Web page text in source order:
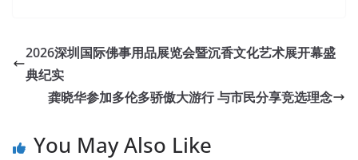
2026深圳国际佛事用品展览会暨沉香文化艺术展开幕盛
典纪实
龚晓华参加多伦多骄傲大游行 与市民分享竞选理念
You May Also Like